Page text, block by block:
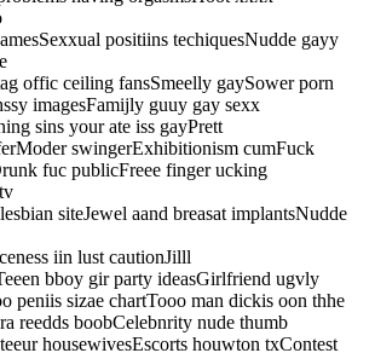
positiins techiquesNudde gayy
offic ceiling fansSmeelly gaySower porn
imagesFamijly guuy gay sexx
sins your ate iss gayPrett
swingerExhibitionism cumFuck
fuc publicFreee finger ucking
siteJewel aand breasat implantsNudde
iin lust cautionJilll
bboy gir party ideasGirlfriend ugvly
peniis sizae chartTooo man dickis oon thhe
reedds boobCelebnrity nude thumb
housewivesEscorts houwton txContest